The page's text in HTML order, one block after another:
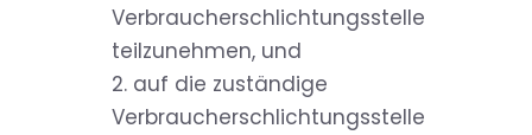
Verbraucherschlichtungsstelle
teilzunehmen, und
2. auf die zuständige
Verbraucherschlichtungsstelle